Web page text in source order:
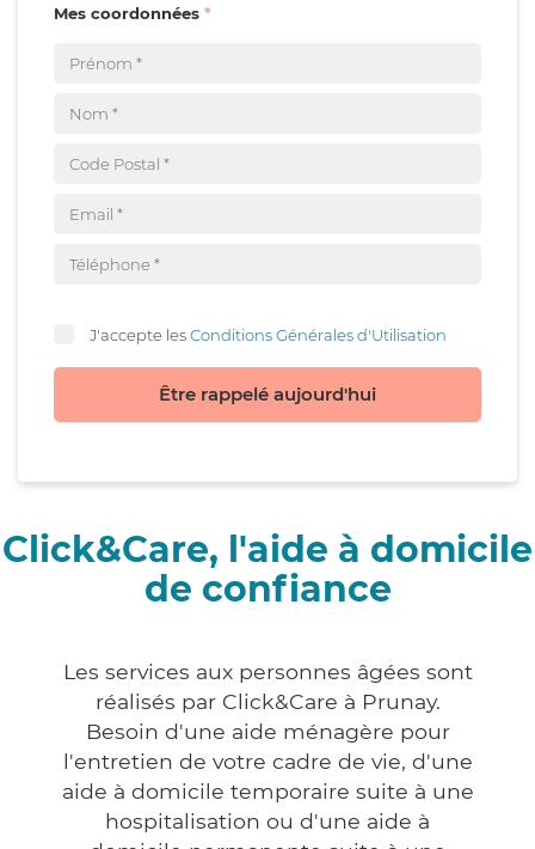
Mes coordonnées
J'accepte lesConditions Générales d'Utilisation
Être rappelé aujourd'hui
Click&Care, l'aide à domicile
de confiance
Les services aux personnes âgées sont
réalisés par Click&Care à Prunay.
Besoin d'une aide ménagère pour
l'entretien de votre cadre de vie, d'une
aide à domicile temporaire suite à une
hospitalisation ou d'une aide à